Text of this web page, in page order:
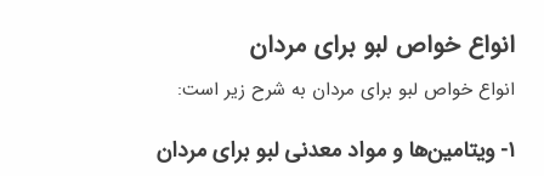
انواع خواص لبو برای مردان
انواع خواص لبو برای مردان به شرح زیر است:
۱- ویتامین‌ها و مواد معدنی لبو برای مردان